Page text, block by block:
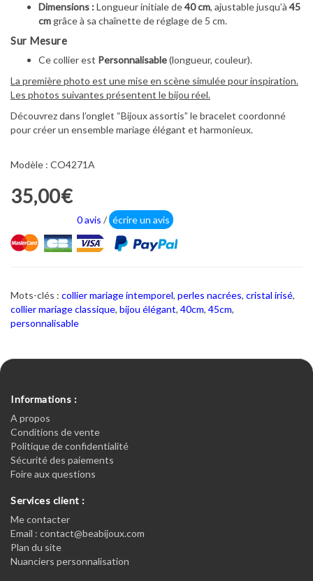
Dimensions :Longueur initiale de40 cm, ajustable jusqu’à 45
cm grâce à sa chaînette de réglage de 5 cm.
Sur Mesure
Ce collier est Personnalisable(longueur, couleur).
La première photo est une mise en scène simulée pour inspiration.
Les photos suivantes présentent le bijou réel.
Découvrez dans l’onglet “Bijoux assortis” le bracelet coordonné
pour créer un ensemble mariage élégant et harmonieux.
Modèle : CO4271A
35,00€
0 avis / écrire un avis
Mots-clés : collier mariage intemporel, perles nacrées, cristal irisé,
collier mariage classique, bijou élégant, 40cm, 45cm,
personnalisable
Informations :
A propos
Conditions de vente
Politique de confidentialité
Sécurité des paiements
Foire aux questions
Services client :
Me contacter
Email : contact@beabijoux.com
Plan du site
Nuanciers personnalisation